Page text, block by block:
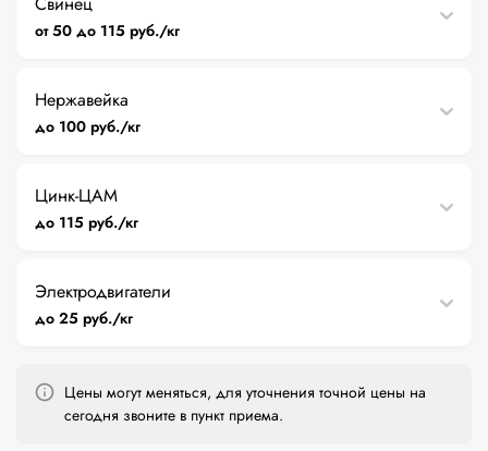
от 50 до 115 руб./кг
Нержавейка
до 100 руб./кг
Цинк-ЦАМ
до 115 руб./кг
Электродвигатели
до 25 руб./кг
Цены могут меняться, для уточнения точной цены на
сегодня звоните в пункт приема.